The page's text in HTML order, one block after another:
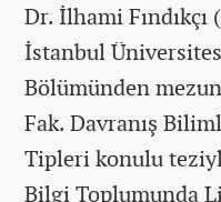
Dr. İlhami
İstanbul
Bölümünden
Fak. Davranış
Tipleri konulu
Bilgi Toplumunda